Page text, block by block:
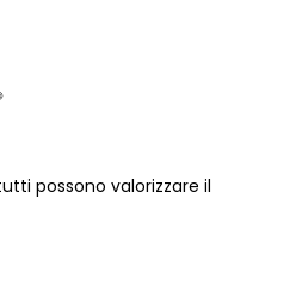
possono valorizzare il